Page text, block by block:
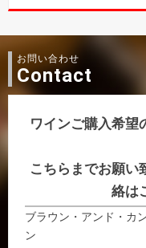
お問い合わせ
Contact
ワインご購入希望
こちらまでお願い
絡は
ブラウン・アンド・カ
ン